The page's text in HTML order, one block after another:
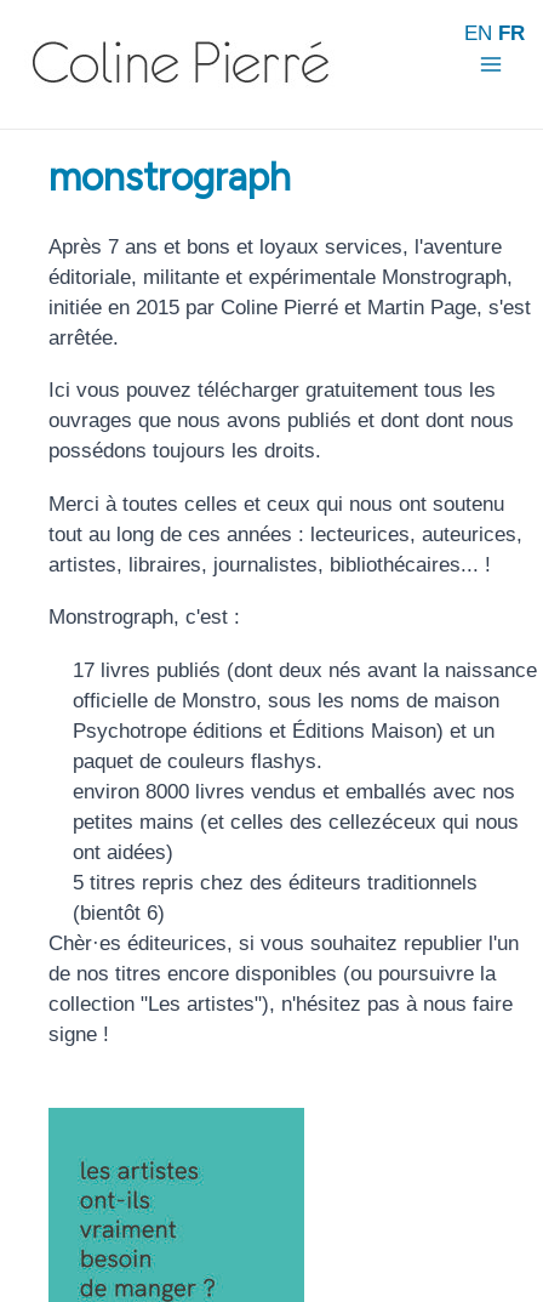
contenu
monstrograph
Après 7 ans et bons et loyaux services, l'aventure
éditoriale, militante et expérimentale Monstrograph,
initiée en 2015 par Coline Pierré et Martin Page, s'est
arrêtée.
Ici vous pouvez télécharger gratuitement tous les
ouvrages que nous avons publiés et dont dont nous
possédons toujours les droits.
Merci à toutes celles et ceux qui nous ont soutenu
tout au long de ces années : lecteurices, auteurices,
artistes, libraires, journalistes, bibliothécaires... !
Monstrograph, c'est :
17 livres publiés (dont deux nés avant la naissance
officielle de Monstro, sous les noms de maison
Psychotrope éditions et Éditions Maison) et un
paquet de couleurs flashys.
environ 8000 livres vendus et emballés avec nos
petites mains (et celles des cellezéceux qui nous
ont aidées)
5 titres repris chez des éditeurs traditionnels
(bientôt 6)
Chèr·es éditeurices, si vous souhaitez republier l'un
de nos titres encore disponibles (ou poursuivre la
collection "Les artistes"), n'hésitez pas à nous faire
signe !
EN FR